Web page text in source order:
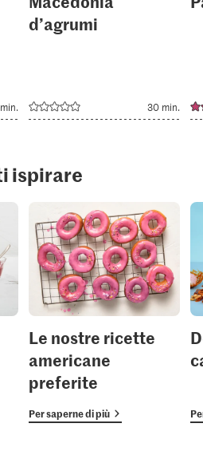
d’agrumi
30 min.
ispirare
Le nostre ricette
americane
preferite
Per saperne di più